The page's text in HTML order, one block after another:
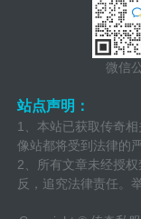
微信
站点声明：
1、本站已获取传奇
像站都将受到法律的
2、所有文章未经授
反，追究法律责任。